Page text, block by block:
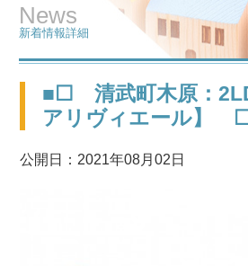
News
新着情報詳細
■☐ 清武町木原：
アリヴィエール】
公開日：2021年08月02日